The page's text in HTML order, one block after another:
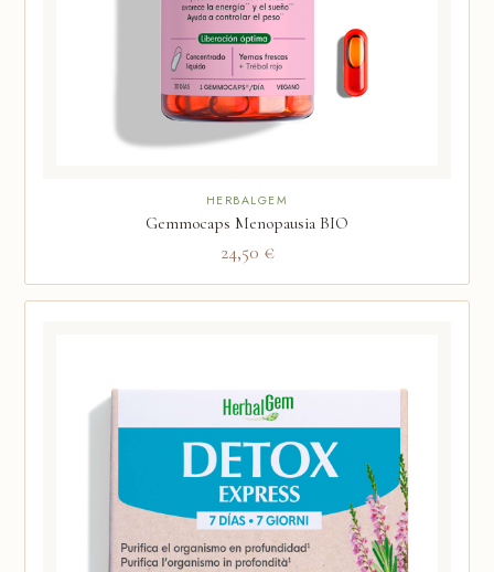
HERBALGEM
Gemmocaps Menopausia BIO
24,50 €